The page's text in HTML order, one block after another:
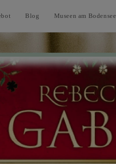
Blog Museen am Bodensee